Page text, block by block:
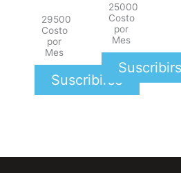
29500
Costo
por
Mes
Suscribirse
25000
Costo
por
Mes